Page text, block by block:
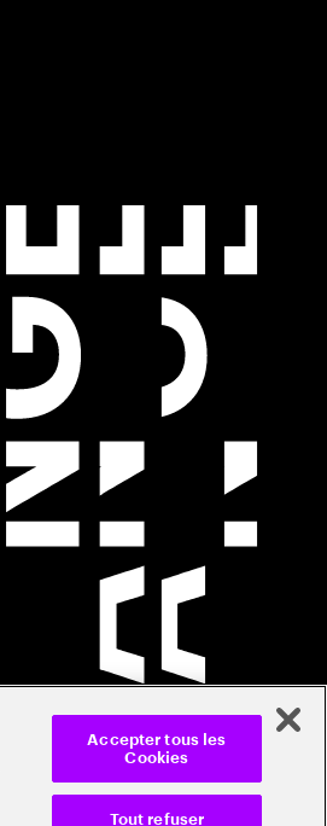
Tout refuser
Accepter tous les
Cookies